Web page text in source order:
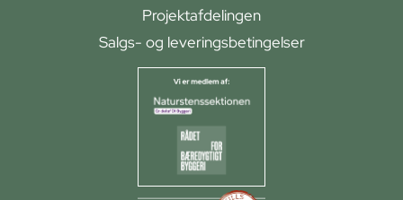
Projektafdelingen
Salgs- og leveringsbetingelser